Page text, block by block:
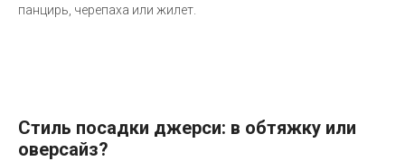
панцирь, черепаха или жилет.
Стиль посадки джерси: в обтяжку или
оверсайз?